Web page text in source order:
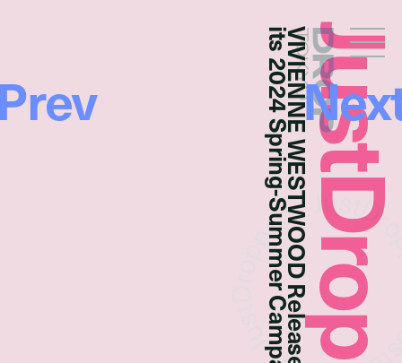
Droptokyo
VIVIENNE WESTWOOD Releases
its 2024 Spring-Summer Campaign